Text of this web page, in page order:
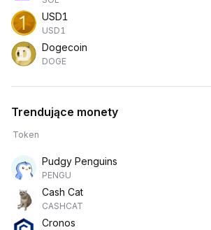
USD1
USD1
Dogecoin
DOGE
Trendujące monety
Token
Pudgy Penguins
PENGU
Cash Cat
CASHCAT
Cronos